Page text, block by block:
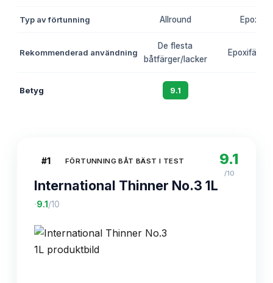
Typ av förtunning Allround Epoxi
Rekommenderad användning
De flesta
båtfärger/lacker
Epoxifärger
Betyg 9.1
#1 FÖRTUNNING BÅT BÄST I TEST
International Thinner No.3 1L
·9.1 /10
9.1
/10